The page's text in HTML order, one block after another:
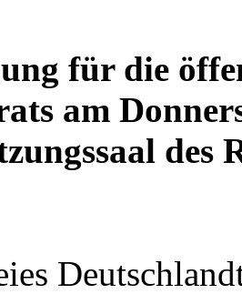
für die
am
des